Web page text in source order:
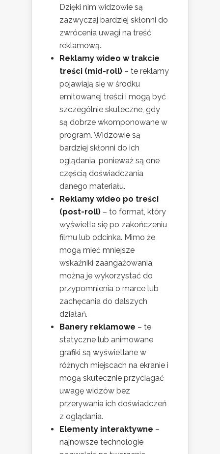
Dzięki nim widzowie są
zazwyczaj bardziej skłonni do
zwrócenia uwagi na treść
reklamową.
Reklamy wideo w trakcie
treści (mid-roll) – te reklamy
pojawiają się w środku
emitowanej treści i mogą być
szczególnie skuteczne, gdy
są dobrze wkomponowane w
program. Widzowie są
bardziej skłonni do ich
oglądania, ponieważ są one
częścią doświadczania
danego materiału.
Reklamy wideo po treści
(post-roll) – to format, który
wyświetla się po zakończeniu
filmu lub odcinka. Mimo że
mogą mieć mniejsze
wskaźniki zaangażowania,
można je wykorzystać do
przypomnienia o marce lub
zachęcania do dalszych
działań.
Banery reklamowe – te
statyczne lub animowane
grafiki są wyświetlane w
różnych miejscach na ekranie i
mogą skutecznie przyciągać
uwagę widzów bez
przerywania ich doświadczeń
z oglądania.
Elementy interaktywne –
najnowsze technologie